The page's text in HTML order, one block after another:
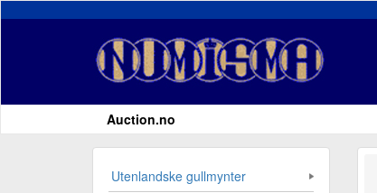
Auction.no
Utenlandske gullmynter